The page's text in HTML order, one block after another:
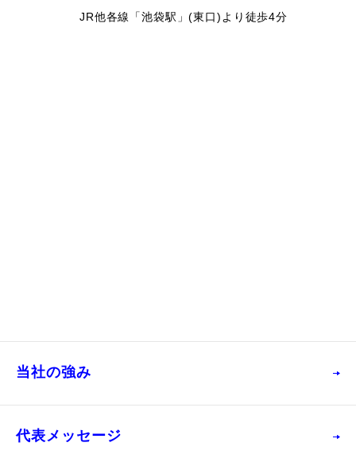
JR他各線「池袋駅」(東口)より徒歩4分
当社の強み
代表メッセージ